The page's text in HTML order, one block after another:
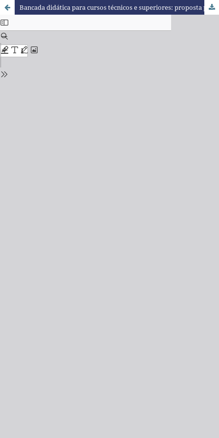
Bancada didática para cursos técnicos e superiores: proposta para ensinar Eletricidade CC, CA e Eletrônica Básica